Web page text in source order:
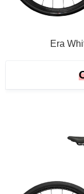
Era